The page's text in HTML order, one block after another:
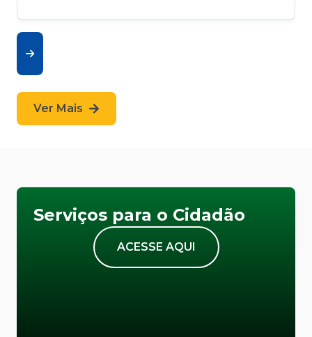
Ver Mais
Serviços para o Cidadão
ACESSE AQUI